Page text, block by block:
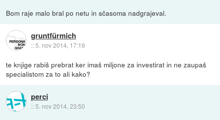
Bom raje malo bral po netu in sčasoma nadgrajeval.
gruntfürmich
::5. nov 2014, 17:19
te knjige rabiš prebrat ker imaš miljone za investirat in ne zaupaš
specialistom za to ali kako?
perci
:: 5. nov 2014, 23:50